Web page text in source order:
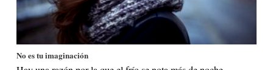
No es tu imaginación